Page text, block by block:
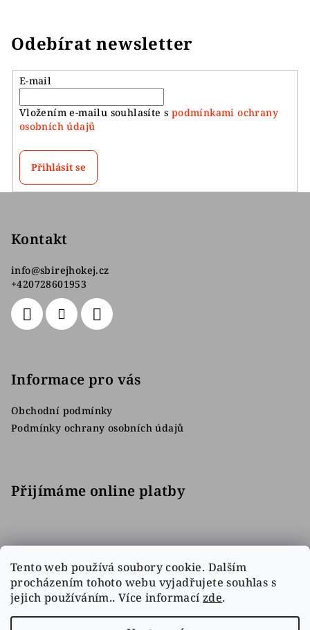
Tento web používá soubory cookie. Dalším
procházením tohoto webu vyjadřujete souhlas s
jejich používáním.. Více informací zde.
Odebírat newsletter
E-mail
Vložením e-mailu souhlasíte s podmínkami ochrany
osobních údajů
Přihlásit se
Kontakt
info@sbirejhokej.cz
+420728601953
Informace pro vás
Obchodní podmínky
Podmínky ochrany osobních údajů
Přijímáme online platby
Facebook